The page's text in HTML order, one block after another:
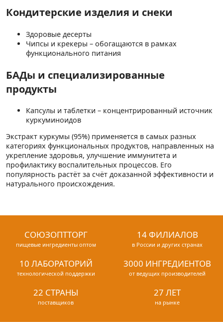
Кондитерские изделия и снеки
Здоровые десерты
Чипсы и крекеры – обогащаются в рамках
функционального питания
БАДы и специализированные
продукты
Капсулы и таблетки – концентрированный источник
куркуминоидов
Экстракт куркумы (95%) применяется в самых разных
категориях функциональных продуктов, направленных на
укрепление здоровья, улучшение иммунитета и
профилактику воспалительных процессов. Его
популярность растёт за счёт доказанной эффективности и
натурального происхождения.
СОЮЗОПТТОРГ
пищевые ингредиенты оптом
14 ФИЛИАЛОВ
в России и других странах
10 ЛАБОРАТОРИЙ
технологической поддержки
3000 ИНГРЕДИЕНТОВ
от ведущих производителей
22 СТРАНЫ
поставщиков
27 ЛЕТ
на рынке